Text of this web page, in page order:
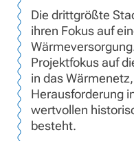
Die drittgrößte
ihren Fokus auf
Projektfokus auf
in das
Herausforderung
wertvollen
besteht.